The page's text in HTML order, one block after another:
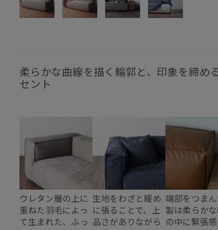
柔らかな曲線を描く輪郭と、印象を締め
セント
ウレタン層の上に
重ねた羽毛によっ
て生まれた、ふっ
生地をわざと緩め
に張ることで、上
品さがありながら
端部をつま
製は柔らか
の中に緊張